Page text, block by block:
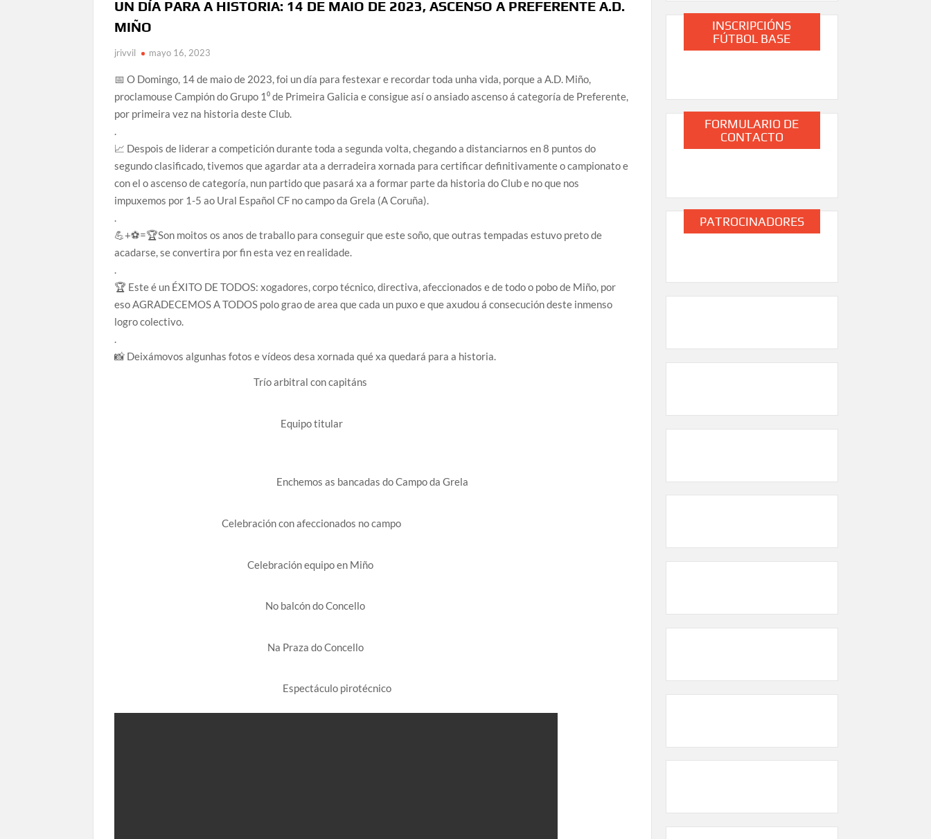
UN DÍA PARA A HISTORIA: 14 DE MAIO DE 2023, ASCENSO A PREFERENTE A.D.
MIÑO
jrivvil mayo 16, 2023
📅 O Domingo, 14 de maio de 2023, foi un día para festexar e recordar toda unha vida, porque a A.D. Miño,
proclamouse Campión do Grupo 1⁰ de Primeira Galicia e consigue así o ansiado ascenso á categoría de Preferente,
por primeira vez na historia deste Club.
.
📈 Despois de liderar a competición durante toda a segunda volta, chegando a distanciarnos en 8 puntos do
segundo clasificado, tivemos que agardar ata a derradeira xornada para certificar definitivamente o campionato e
con el o ascenso de categoría, nun partido que pasará xa a formar parte da historia do Club e no que nos
impuxemos por 1-5 ao Ural Español CF no campo da Grela (A Coruña).
.
💪+⚽️=🏆Son moitos os anos de traballo para conseguir que este soño, que outras tempadas estuvo preto de
acadarse, se convertira por fin esta vez en realidade.
.
🏆 Este é un ÉXITO DE TODOS: xogadores, corpo técnico, directiva, afeccionados e de todo o pobo de Miño, por
eso AGRADECEMOS A TODOS polo grao de area que cada un puxo e que axudou á consecución deste inmenso
logro colectivo.
.
📸 Deixámovos algunhas fotos e vídeos desa xornada qué xa quedará para a historia.
Trío arbitral con capitáns
Equipo titular
Enchemos as bancadas do Campo da Grela
Celebración con afeccionados no campo
Celebración equipo en Miño
No balcón do Concello
Na Praza do Concello
Espectáculo pirotécnico
INSCRIPCIÓNS
FÚTBOL BASE
FORMULARIO DE
CONTACTO
PATROCINADORES